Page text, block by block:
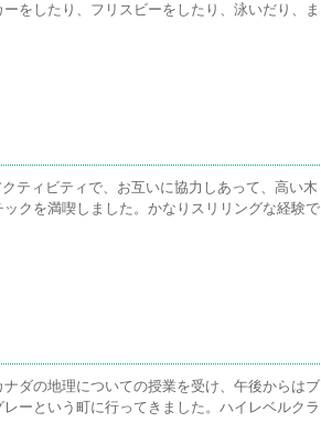
をしたり、フリスビーをしたり、泳いだり、ま
ティビティで、お互いに協力しあって、高い木
クを満喫しました。かなりスリリングな経験で
ダの地理についての授業を受け、午後からはブ
ーという町に行ってきました。ハイレベルクラ